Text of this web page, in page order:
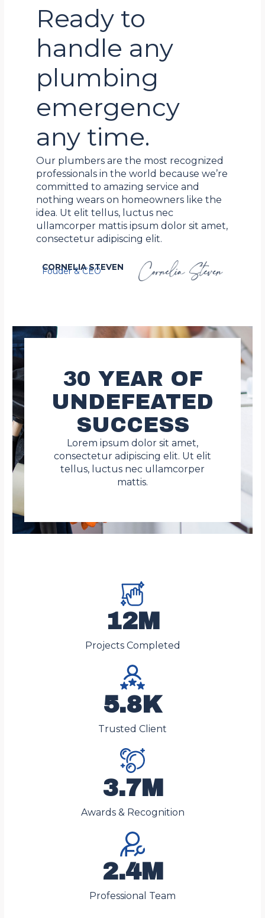
Ready to
handle any
plumbing
emergency
any time.
Our plumbers are the most recognized
professionals in the world because we’re
committed to amazing service and
nothing wears on homeowners like the
idea. Ut elit tellus, luctus nec
ullamcorper mattis ipsum dolor sit amet,
consectetur adipiscing elit.
CORNELIA STEVEN
Fouder & CEO
30 YEAR OF
UNDEFEATED
SUCCESS
Lorem ipsum dolor sit amet,
consectetur adipiscing elit. Ut elit
tellus, luctus nec ullamcorper
mattis.
12M
Projects Completed
5.8K
Trusted Client
3.7M
Awards & Recognition
2.4M
Professional Team